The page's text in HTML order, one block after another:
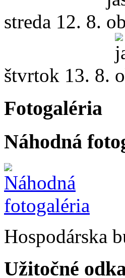
streda 12. 8.
štvrtok 13. 8.
Fotogaléria
Náhodná
Hospodárska
Užitočné